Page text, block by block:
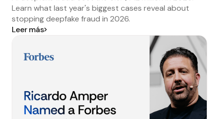
Learn what last year's biggest cases reveal about
stopping deepfake fraud in 2026.
Leer más